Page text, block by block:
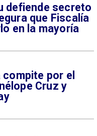
defiende secreto
que Fiscalía
en la mayoría
por el
Cruz y